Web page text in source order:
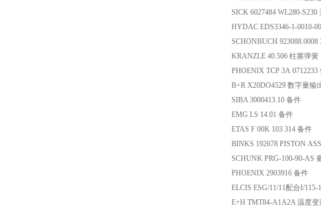
SICK 6027484 WL280-S230
HYDAC EDS3346-1-0010-
SCHONBUCH 923088.0008
KRANZLE 40.506 柱塞弹簧
PHOENIX TCP 3A 0712233
B+R X20DO4529 数字量输
SIBA 3000413.10 备件
EMG LS 14.01 备件
ETAS F 00K 103 314 备件
BINKS 192678 PISTON
SCHUNK PRG-100-90-AS
PHOENIX 2903916 备件
ELCIS ESG/11/11配合I/115-
E+H TMT84-A1A2A 温度变